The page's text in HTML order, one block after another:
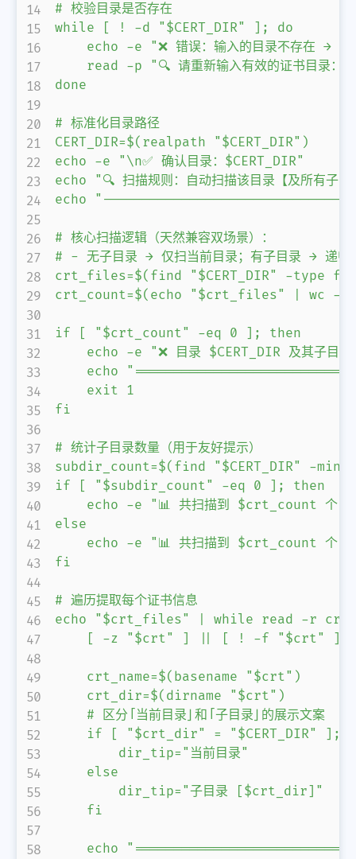
# 校验目录是否存在
while [ ! -d "$CERT_DIR" ]; do
echo -e "❌ 错误：输入的目录不存在 →
read -p "🔍 请重新输入有效的证书目录
done
# 标准化目录路径
CERT_DIR=$(realpath "$CERT_DIR")
echo -e "\n✅ 确认目录：$CERT_DIR"
echo "🔍 扫描规则：自动扫描该目录【及所有子目
echo
# 核心扫描逻辑（天然兼容双场景）：
# - 无子目录 → 仅扫当前目录；有子目录 → 递归
crt_files=$(find "$CERT_DIR" -type
crt_count=$(echo "$crt_files" | wc -l)
if [ "$crt_count" -eq 0 ]; then
echo -e "❌ 目录 $CERT_DIR 及其子目录
echo
    exit 1
fi
# 统计子目录数量（用于友好提示）
subdir_count=$(find "$CERT_DIR" -
if [ "$subdir_count" -eq 0 ]; then
echo -e "📊 共扫描到 $crt_count 个
else
echo -e "📊 共扫描到 $crt_count 个
fi
# 遍历提取每个证书信息
echo "$crt_files" | while read -r
[ -z "$crt" ] || [ ! -f "$crt" ]
    crt_name=$(basename "$crt")
    crt_dir=$(dirname "$crt")
    # 区分「当前目录」和「子目录」的展示文案
if [ "$crt_dir" = "$CERT_DIR" ];
        dir_tip="当前目录"
    else
        dir_tip="子目录 [$crt_dir]"
    fi
echo